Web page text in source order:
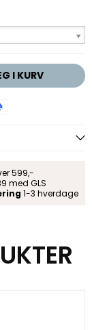
I KURV
599,-
med GLS
1-3 hverdage